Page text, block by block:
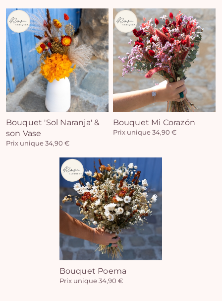
Bouquet 'Sol Naranja' &
son Vase
Prix unique 34,90 €
Bouquet Mi Corazón
Prix unique 34,90 €
Bouquet Poema
Prix unique 34,90 €